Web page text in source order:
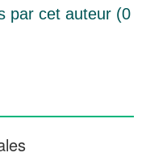
par cet auteur (0